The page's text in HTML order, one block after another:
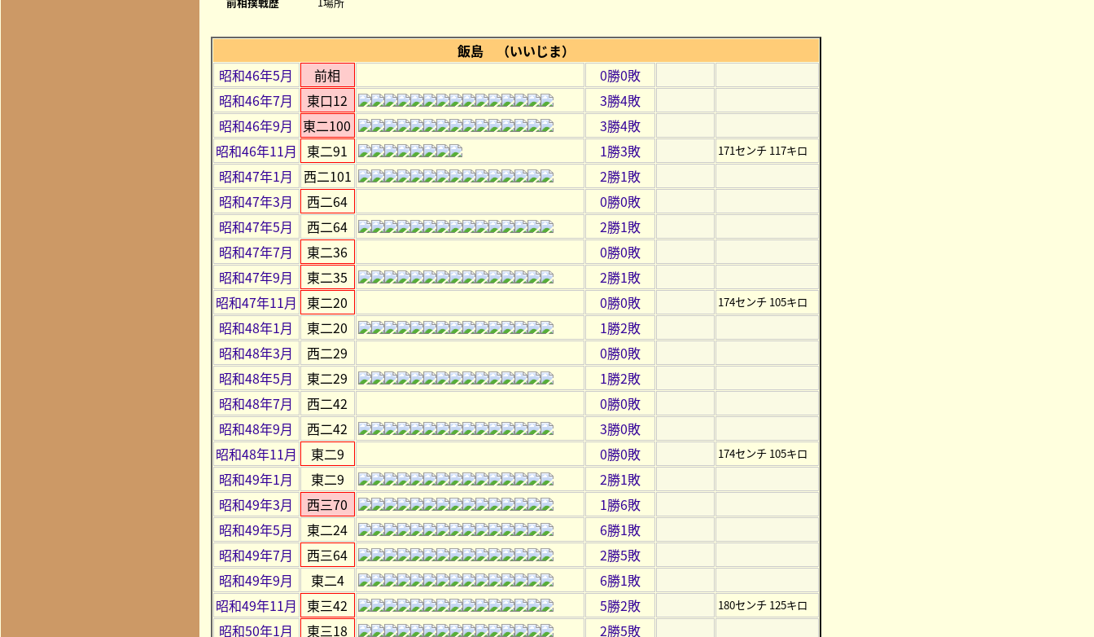
飯島 （いいじま）
昭和46年5月
前相
0勝0敗
昭和46年7月
東口12
3勝4敗
昭和46年9月
東二100
3勝4敗
昭和46年11月
東二91 1勝3敗 171センチ 117キロ
昭和47年1月 西二101
2勝1敗
昭和47年3月
西二64
0勝0敗
昭和47年5月
西二64
2勝1敗
昭和47年7月
東二36
0勝0敗
昭和47年9月
東二35
2勝1敗
昭和47年11月
東二20 0勝0敗 174センチ 105キロ
昭和48年1月 東二20
1勝2敗
昭和48年3月
西二29
0勝0敗
昭和48年5月
東二29
1勝2敗
昭和48年7月
西二42
0勝0敗
昭和48年9月
西二42
3勝0敗
昭和48年11月
東二9 0勝0敗 174センチ 105キロ
昭和49年1月 東二9
2勝1敗
昭和49年3月
西三70
1勝6敗
昭和49年5月
東二24
6勝1敗
昭和49年7月
西三64
2勝5敗
昭和49年9月
東二4
6勝1敗
昭和49年11月
東三42 5勝2敗 180センチ 125キロ
昭和50年1月 東三18
2勝5敗